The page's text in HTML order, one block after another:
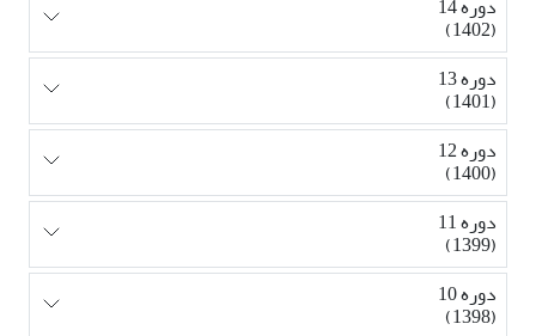
(1402)
دوره 13
(1401)
دوره 12
(1400)
دوره 11
(1399)
دوره 10
(1398)